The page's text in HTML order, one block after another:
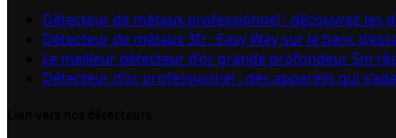
Détecteur de métaux professionnel : découvrez les
Détecteur de métaux 3D : Easy Way sur le banc
Le meilleur détecteur d’or grande profondeur 5m
Détecteur d’or professionnel : des appareils qui